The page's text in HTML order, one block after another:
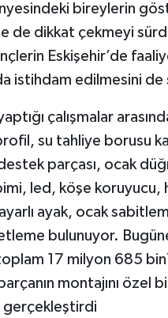
bireylerin
de dikkat çekmeyi
Eskişehir’de
istihdam edilmesini de
çalışmalar
su tahliye borusu
parçası, ocak
led, köşe koruyucu,
ayak, ocak
bulunuyor.
17 milyon 685
montajını özel
gerçekleştirdi